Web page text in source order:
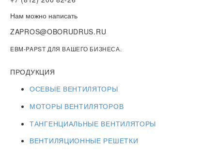
Нам можно написать
ZAPROS@OBORUDRUS.RU
EBM-PAPST ДЛЯ ВАШЕГО БИЗНЕСА.
ПРОДУКЦИЯ
ОСЕВЫЕ ВЕНТИЛЯТОРЫ
МОТОРЫ ВЕНТИЛЯТОРОВ
ТАНГЕНЦИАЛЬНЫЕ ВЕНТИЛЯТОРЫ
ВЕНТИЛЯЦИОННЫЕ РЕШЕТКИ